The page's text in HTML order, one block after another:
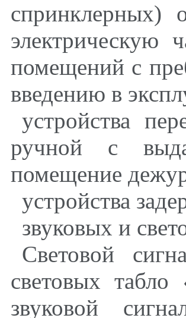
спринклерных)
электрическую
помещений с
введению в
устройства
ручной с
помещение
устройства
звуковых и
Световой
световых
звуковой